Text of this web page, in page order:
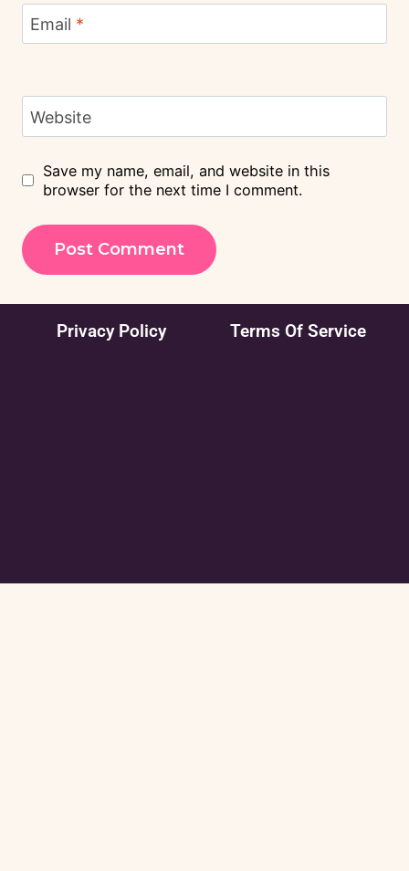
Email *
Website
Save my name, email, and website in this
browser for the next time I comment.
Privacy Policy Terms Of Service